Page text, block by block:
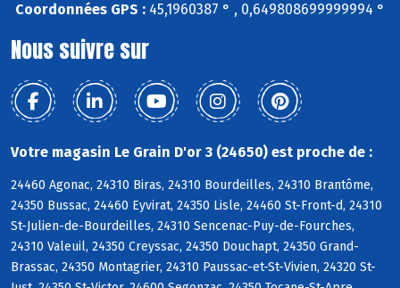
Coordonnées GPS : 45,1960387 ° , 0,649808699999994 °
Nous suivre sur
Votre magasin Le Grain D'or 3 (24650) est proche de :
24460 Agonac, 24310 Biras, 24310 Bourdeilles, 24310 Brantôme,
24350 Bussac, 24460 Eyvirat, 24350 Lisle, 24460 St-Front-d, 24310
St-Julien-de-Bourdeilles, 24310 Sencenac-Puy-de-Fourches,
24310 Valeuil, 24350 Creyssac, 24350 Douchapt, 24350 Grand-
Brassac, 24350 Montagrier, 24310 Paussac-et-St-Vivien, 24320 St-